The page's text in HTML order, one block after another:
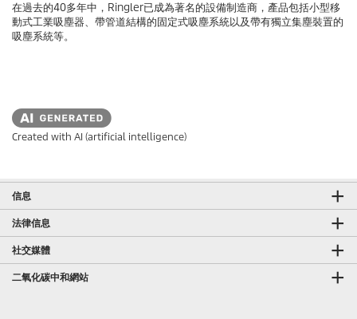
在過去的40多年中，Ringler已成為著名的設備制造商，產品包括小型移
動式工業吸塵器、帶管道結構的固定式吸塵系統以及帶有獨立集塵裝置的
吸塵系統等。
Created with AI (artificial intelligence)
信息
法律信息
社交媒體
二氧化碳中和網站